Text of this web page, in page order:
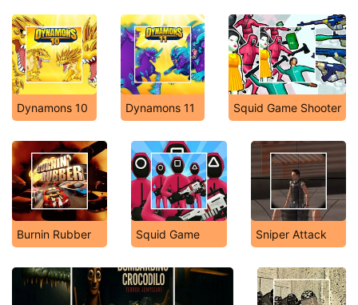
Dynamons 10 Dynamons 11 Squid Game Shooter
Burnin Rubber Squid Game Sniper Attack